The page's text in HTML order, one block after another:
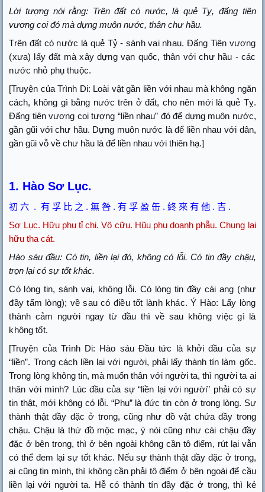
Lời tượng nói rằng: Trên đất có nước, là quẻ Tỵ, đấng tiên
vương coi đó mà dựng muôn nước, thân chư hầu.
Trên đất có nước là quẻ Tỷ - sánh vai nhau. Đấng Tiên vương
(xưa) lấy đất mà xây dựng vạn quốc, thân với chư hầu - các
nước nhỏ phụ thuộc.
[Truyện của Trình Di: Loài vật gần liền với nhau mà không ngăn
cách, không gì bằng nước trên ở đất, cho nên mới là quẻ Tỵ.
Đấng tiên vương coi tượng “liền nhau” đó để dựng muôn nước,
gần gũi với chư hầu. Dựng muôn nước là để liền nhau với dân,
gần gũi vỗ về chư hầu là để liền nhau với thiên hạ.]
1. Hào Sơ Lục.
初 六 .有 孚 比 之 .無 咎 .有 孚 盈 缶 .終 來 有 他 . 吉 .
Sơ Lục. Hữu phu tỉ chi. Vô cữu. Hũu phu doanh phẫu. Chung lai
hữu tha cát.
Hào sáu đầu: Có tin, liền lại đó, không có lỗi. Có tin đầy chậu,
trọn lại có sự tốt khác.
Có lòng tin, sánh vai, không lỗi. Có lòng tin đầy cái ang (như
đầy tấm lòng); về sau có điều tốt lành khác. Ý Hào: Lấy lòng
thành cảm người ngay từ đầu thì về sau không việc gì là
không tốt.
[Truyện của Trình Di: Hào sáu Đầu tức là khởi đầu của sự
“liền”. Trong cách liền lại với người, phải lấy thành tín làm gốc.
Trong lòng không tin, mà muốn thân với người ta, thì người ta ai
thân với mình? Lúc đầu của sự “liền lại với người” phải có sự
tin thật, mới không có lỗi. “Phu” là đức tin còn ở trong lòng. Sự
thành thật đầy đặc ở trong, cũng như đồ vật chứa đầy trong
chậu. Chậu là thứ đồ mộc mạc, ý nói cũng như cái chậu đầy
đặc ở bên trong, thì ở bên ngoài không cần tô điểm, rút lại vẫn
có thể đem lại sự tốt khác. Nếu sự thành thật dầy đặc ở trong,
ai cũng tin mình, thì không cần phải tô điểm ở bên ngoài để cầu
liền lại với người ta. Hễ có thành tín đầy đặc ở trong, thì kẻ